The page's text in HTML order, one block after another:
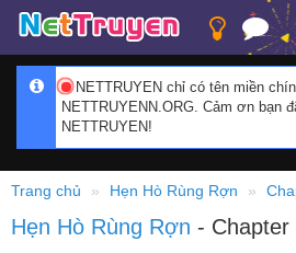
NETTRUYEN chỉ có tên miền
NETTRUYENN.ORG. Cảm ơn bạn
NETTRUYEN!
Trang chủ Hẹn Hò Rùng Rợn
Hẹn Hò Rùng Rợn - Chapter